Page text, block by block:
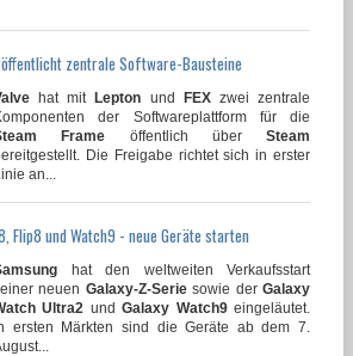
zentrale Software-Bausteine
hat mitLepton und FEXzwei zentrale
der Softwareplattform für die
Frame öffentlich über Steam
Die Freigabe richtet sich in erster
an...
Flip8 und Watch9 - neue Geräte starten
hat den weltweiten Verkaufsstart
neuen Galaxy-Z-Seriesowie derGalaxy
Ultra2 undGalaxy Watch9eingeläutet.
ersten Märkten sind die Geräte ab dem 7.